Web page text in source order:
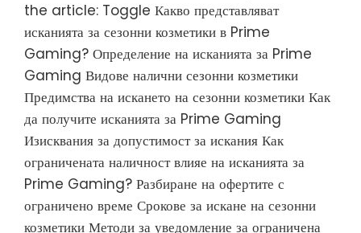
the article: Toggle Какво представляват
исканията за сезонни козметики в Prime
Gaming? Определение на исканията за Prime
Gaming Видове налични сезонни козметики
Предимства на искането на сезонни козметики Как
да получите исканията за Prime Gaming
Изисквания за допустимост за искания Как
ограничената наличност влияе на исканията за
Prime Gaming? Разбиране на офертите с
ограничено време Срокове за искане на сезонни
козметики Методи за уведомление за ограничена